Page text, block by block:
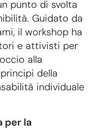
punto di svolta
Guidato da
il workshop ha
e attivisti per
alla
della
individuale
per la